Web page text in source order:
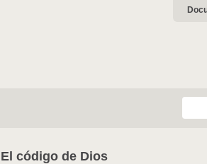
El código de Dios